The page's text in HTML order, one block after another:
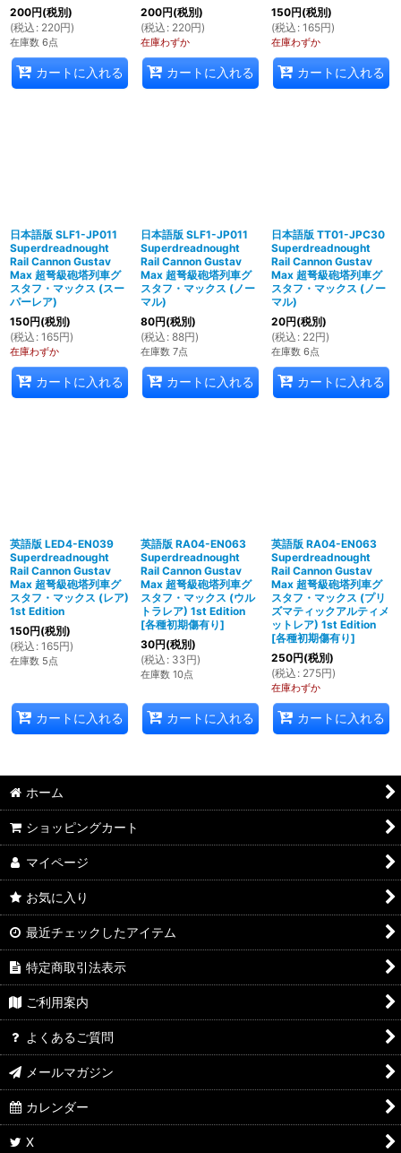
200円(税別)
(税込 : 220円)
在庫数 6点
カートに入れる
200円(税別)
(税込 : 220円)
在庫わずか
カートに入れる
150円(税別)
(税込 : 165円)
在庫わずか
カートに入れる
日本語版 SLF1-JP011
Superdreadnought
Rail Cannon Gustav
Max 超弩級砲塔列車グ
スタフ・マックス (スー
パーレア)
150円(税別)
(税込 : 165円)
在庫わずか
カートに入れる
日本語版 SLF1-JP011
Superdreadnought
Rail Cannon Gustav
Max 超弩級砲塔列車グ
スタフ・マックス (ノー
マル)
80円(税別)
(税込 : 88円)
在庫数 7点
カートに入れる
日本語版 TT01-JPC30
Superdreadnought
Rail Cannon Gustav
Max 超弩級砲塔列車グ
スタフ・マックス (ノー
マル)
20円(税別)
(税込 : 22円)
在庫数 6点
カートに入れる
英語版 LED4-EN039
Superdreadnought
Rail Cannon Gustav
Max 超弩級砲塔列車グ
スタフ・マックス (レア)
1st Edition
150円(税別)
(税込 : 165円)
在庫数 5点
カートに入れる
英語版 RA04-EN063
Superdreadnought
Rail Cannon Gustav
Max 超弩級砲塔列車グ
スタフ・マックス (ウル
トラレア) 1st Edition
[各種初期傷有り]
30円(税別)
(税込 : 33円)
在庫数 10点
カートに入れる
英語版 RA04-EN063
Superdreadnought
Rail Cannon Gustav
Max 超弩級砲塔列車グ
スタフ・マックス (プリ
ズマティックアルティメ
ットレア) 1st Edition
[各種初期傷有り]
250円(税別)
(税込 : 275円)
在庫わずか
カートに入れる
ホーム
ショッピングカート
マイページ
お気に入り
最近チェックしたアイテム
特定商取引法表示
ご利用案内
よくあるご質問
メールマガジン
カレンダー
X